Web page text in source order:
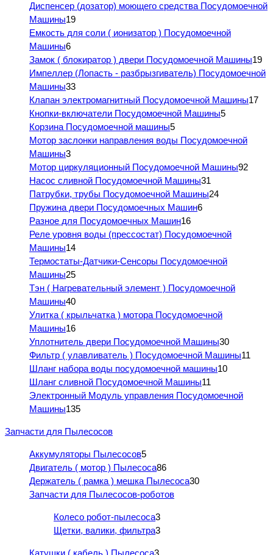
Диспенсер (дозатор) моющего средства Посудомоечной
Машины19
Емкость для соли ( ионизатор ) Посудомоечной
Машины6
Замок ( блокиратор ) двери Посудомоечной Машины19
Импеллер (Лопасть - разбрызгиватель) Посудомоечной
Машины33
Клапан электромагнитный Посудомоечной Машины17
Кнопки-включатели Посудомоечной Машины5
Корзина Посудомоечной машины5
Мотор заслонки направления воды Посудомоечной
Машины3
Мотор циркуляционный Посудомоечной Машины92
Насос сливной Посудомоечной Машины31
Патрубки, трубы Посудомоечной Машины24
Пружина двери Посудомоечных Машин6
Разное для Посудомоечных Машин16
Реле уровня воды (прессостат) Посудомоечной
Машины14
Термостаты-Датчики-Сенсоры Посудомоечной
Машины25
Тэн ( Нагревательный элемент ) Посудомоечной
Машины40
Улитка ( крыльчатка ) мотора Посудомоечной
Машины16
Уплотнитель двери Посудомоечной Машины30
Фильтр ( улавливатель ) Посудомоечной Машины11
Шланг набора воды посудомоечной машины10
Шланг сливной Посудомоечной Машины11
Электронный Модуль управления Посудомоечной
Машины135
Запчасти для Пылесосов
Аккумуляторы Пылесосов5
Двигатель ( мотор ) Пылесоса86
Держатель ( рамка ) мешка Пылесоса30
Запчасти для Пылесосов-роботов
Колесо робот-пылесоса3
Щетки, валики, фильтра3